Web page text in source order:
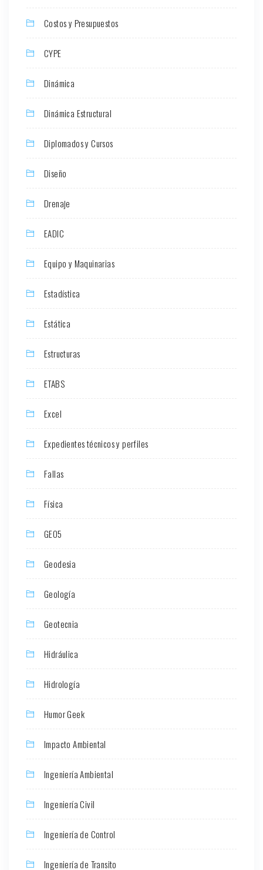
Costos y Presupuestos
CYPE
Dinámica
Dinámica Estructural
Diplomados y Cursos
Diseño
Drenaje
EADIC
Equipo y Maquinarias
Estadística
Estática
Estructuras
ETABS
Excel
Expedientes técnicos y perfiles
Fallas
Física
GEO5
Geodesia
Geología
Geotecnia
Hidráulica
Hidrología
Humor Geek
Impacto Ambiental
Ingeniería Ambiental
Ingeniería Civil
Ingeniería de Control
Ingeniería de Transito